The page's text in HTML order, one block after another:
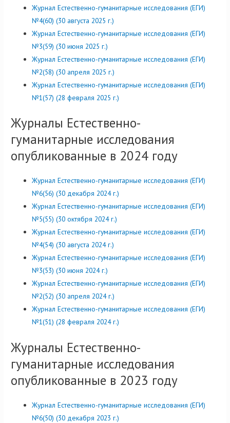
Журнал Естественно-гуманитарные исследования (ЕГИ)
№4(60) (30 августа 2025 г.)
Журнал Естественно-гуманитарные исследования (ЕГИ)
№3(59) (30 июня 2025 г.)
Журнал Естественно-гуманитарные исследования (ЕГИ)
№2(58) (30 апреля 2025 г.)
Журнал Естественно-гуманитарные исследования (ЕГИ)
№1(57) (28 февраля 2025 г.)
Журналы Естественно-
гуманитарные исследования
опубликованные в 2024 году
Журнал Естественно-гуманитарные исследования (ЕГИ)
№6(56) (30 декабря 2024 г.)
Журнал Естественно-гуманитарные исследования (ЕГИ)
№5(55) (30 октября 2024 г.)
Журнал Естественно-гуманитарные исследования (ЕГИ)
№4(54) (30 августа 2024 г.)
Журнал Естественно-гуманитарные исследования (ЕГИ)
№3(53) (30 июня 2024 г.)
Журнал Естественно-гуманитарные исследования (ЕГИ)
№2(52) (30 апреля 2024 г.)
Журнал Естественно-гуманитарные исследования (ЕГИ)
№1(51) (28 февраля 2024 г.)
Журналы Естественно-
гуманитарные исследования
опубликованные в 2023 году
Журнал Естественно-гуманитарные исследования (ЕГИ)
№6(50) (30 декабря 2023 г.)